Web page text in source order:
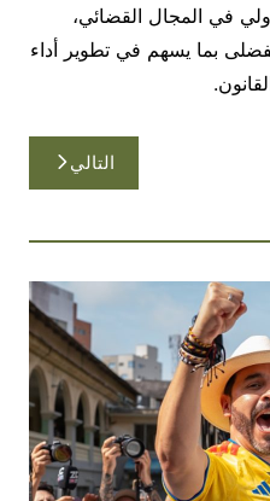
في المجال القضائي،
بما يسهم في تطوير أداء
التالي